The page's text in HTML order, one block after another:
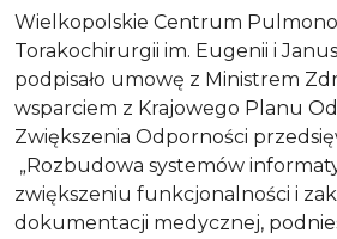
Wielkopolskie Centrum
Torakochirurgii im. Eugenii i
podpisało umowę z Ministrem
wsparciem z Krajowego Planu
Zwiększenia Odporności
„Rozbudowa systemów
zwiększeniu funkcjonalności i
dokumentacji medycznej,